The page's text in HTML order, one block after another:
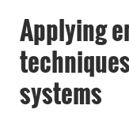
Applying
systems